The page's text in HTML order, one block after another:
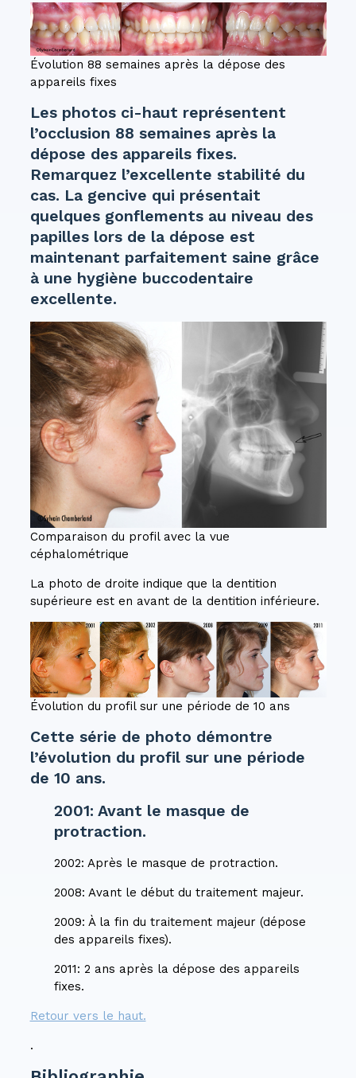
Évolution 88 semaines après la dépose des
appareils fixes
Les photos ci-haut représentent
l’occlusion 88 semaines après la
dépose des appareils fixes.
Remarquez l’excellente stabilité du
cas. La gencive qui présentait
quelques gonflements au niveau des
papilles lors de la dépose est
maintenant parfaitement saine grâce
à une hygiène buccodentaire
excellente.
Comparaison du profil avec la vue
céphalométrique
La photo de droite indique que la dentition
supérieure est en avant de la dentition inférieure.
Évolution du profil sur une période de 10 ans
Cette série de photo démontre
l’évolution du profil sur une période
de 10 ans.
2001: Avant le masque de
protraction.
2002: Après le masque de protraction.
2008: Avant le début du traitement majeur.
2009: À la fin du traitement majeur (dépose
des appareils fixes).
2011: 2 ans après la dépose des appareils
fixes.
Retour vers le haut.
.